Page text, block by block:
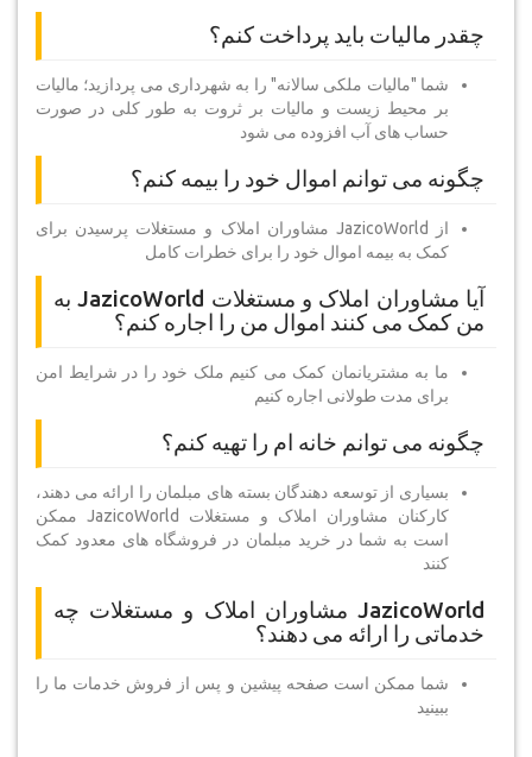
چقدر مالیات باید پرداخت کنم؟
شما "مالیات ملکی سالانه" را به شهرداری می پردازید؛ مالیات
بر محیط زیست و مالیات بر ثروت به طور کلی در صورت
حساب های آب افزوده می شود
چگونه می توانم اموال خود را بیمه کنم؟
از JazicoWorld مشاوران املاک و مستغلات پرسیدن برای
کمک به بیمه اموال خود را برای خطرات کامل
آیا مشاوران املاک و مستغلات JazicoWorld به
من کمک می کنند اموال من را اجاره کنم؟
ما به مشتریانمان کمک می کنیم ملک خود را در شرایط امن
برای مدت طولانی اجاره کنیم
چگونه می توانم خانه ام را تهیه کنم؟
بسیاری از توسعه دهندگان بسته های مبلمان را ارائه می دهند،
کارکنان مشاوران املاک و مستغلات JazicoWorld ممکن
است به شما در خرید مبلمان در فروشگاه های معدود کمک
کنند
JazicoWorld مشاوران املاک و مستغلات چه
خدماتی را ارائه می دهند؟
شما ممکن است صفحه پیشین و پس از فروش خدمات ما را
ببینید